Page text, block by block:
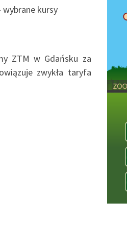
wybrane kursy
ZTM w Gdańsku za
zwykła taryfa